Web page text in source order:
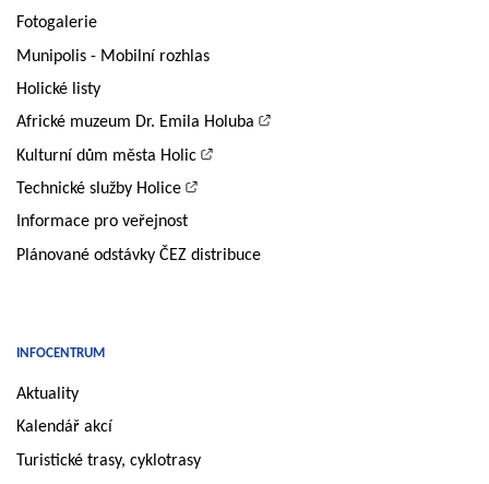
Fotogalerie
Munipolis - Mobilní rozhlas
Holické listy
Africké muzeum Dr. Emila Holuba
Kulturní dům města Holic
Technické služby Holice
Informace pro veřejnost
Plánované odstávky ČEZ distribuce
INFOCENTRUM
Aktuality
Kalendář akcí
Turistické trasy, cyklotrasy